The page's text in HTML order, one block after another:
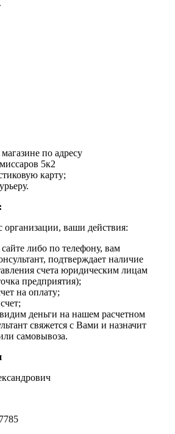
по адресу
5к2
карту;
организации, ваши действия:
сайте либо по телефону, вам
подтверждает наличие
счета юридическим лицам
предприятия);
на оплату;
деньги на нашем расчетном
свяжется с Вами и назначит
самовывоза.